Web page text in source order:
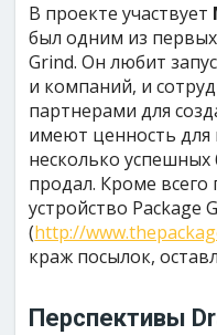
В проекте участвует
был одним из
Grind. Он любит
и компаний, и
партнерами для
имеют ценность для
несколько
продал. Кроме всего
устройство Package
(http://
краж посылок,
Перспективы